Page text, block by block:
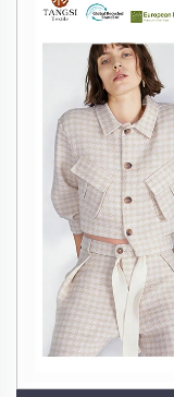
қолдайды.
жоғары
сапа
дейінгі барлық
4.
ететін
Зығырдың
талшықтары
тұрақты,
адамдар үшін
Оның тән етіп